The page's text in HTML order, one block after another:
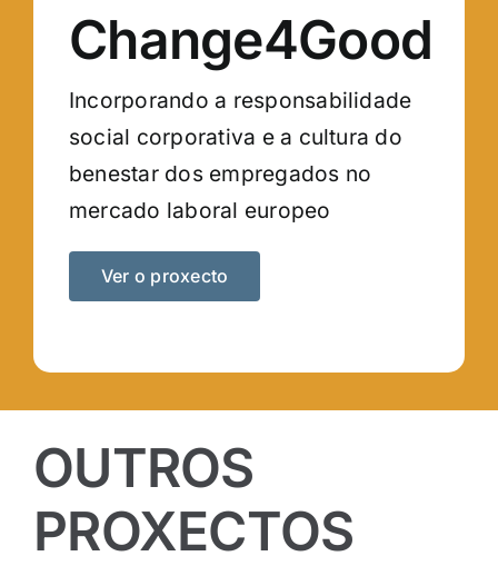
Change4Good
Incorporando a responsabilidade
social corporativa e a cultura do
benestar dos empregados no
mercado laboral europeo
Ver o proxecto
OUTROS
PROXECTOS